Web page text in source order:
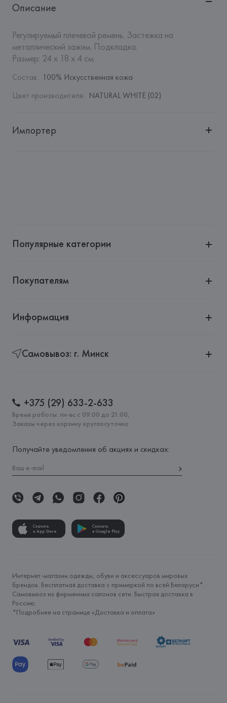
Описание
Регулируемый плечевой ремень. Застежка на
металлический зажим. Подкладка.
Размер: 24 x 18 x 4 см.
Состав: 100% Искусственная кожа
Цвет производителя: NATURAL WHITE (02)
Импортер
(Barcelona),
Популярные категории
Покупателям
Информация
Самовывоз: г. Минск
+375 (29) 633-2-633
Время работы: пн-вс с 09:00 до 21:00,
Заказы через корзину круглосуточно
Получайте уведомления об акциях и скидках:
Скачать
в App Store
Скачать
в Google Play
Интернет-магазин одежды, обуви и аксессуаров мировых
брендов. Бесплатная доставка с примеркой по всей Беларуси*.
Самовывоз из фирменных салонов сети. Быстрая доставка в
Россию.
*Подробнее на странице «Доставка и оплата»